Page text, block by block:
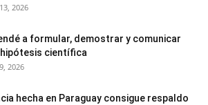
2026
a formular, demostrar y comunicar
hipótesis científica
2026
hecha en Paraguay consigue respaldo